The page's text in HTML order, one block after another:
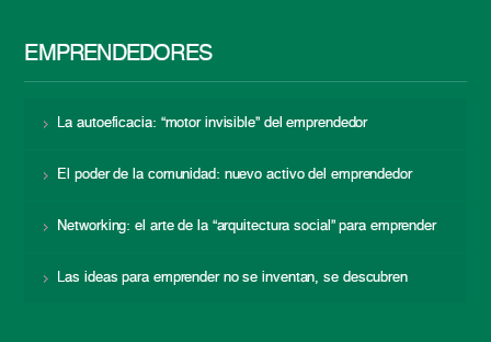
EMPRENDEDORES
La autoeficacia: “motor invisible” del emprendedor
El poder de la comunidad: nuevo activo del emprendedor
Networking: el arte de la “arquitectura social” para emprender
Las ideas para emprender no se inventan, se descubren